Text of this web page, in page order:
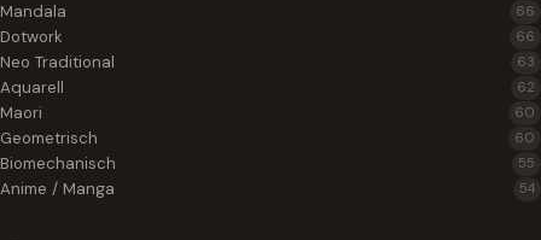
Mandala 66
Dotwork 66
Neo Traditional 63
Aquarell 62
Maori 60
Geometrisch 60
Biomechanisch 55
Anime / Manga 54